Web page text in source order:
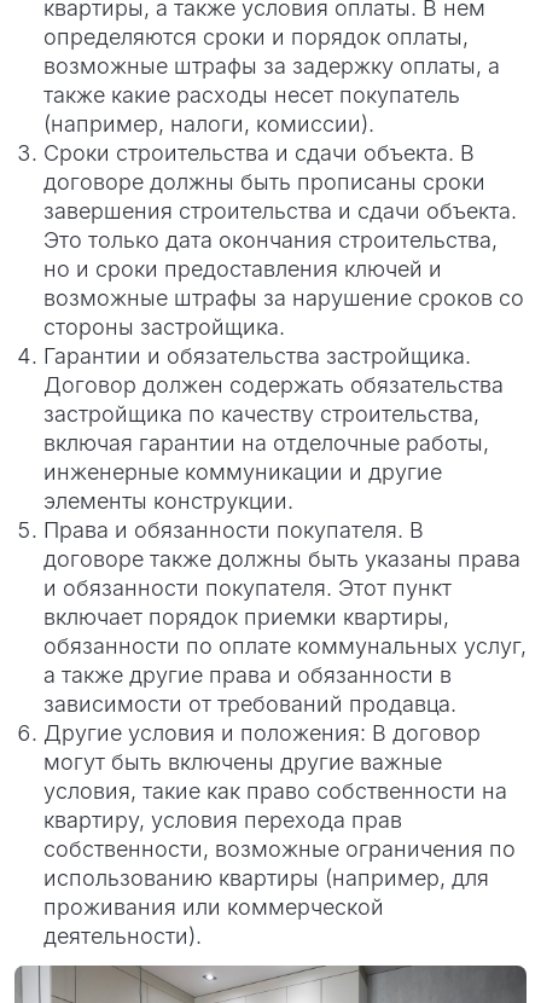
квартиры, а также условия оплаты. В нем
определяются сроки и порядок оплаты,
возможные штрафы за задержку оплаты, а
также какие расходы несет покупатель
(например, налоги, комиссии).
Сроки строительства и сдачи объекта. В
договоре должны быть прописаны сроки
завершения строительства и сдачи объекта.
Это только дата окончания строительства,
но и сроки предоставления ключей и
возможные штрафы за нарушение сроков со
стороны застройщика.
Гарантии и обязательства застройщика.
Договор должен содержать обязательства
застройщика по качеству строительства,
включая гарантии на отделочные работы,
инженерные коммуникации и другие
элементы конструкции.
Права и обязанности покупателя. В
договоре также должны быть указаны права
и обязанности покупателя. Этот пункт
включает порядок приемки квартиры,
обязанности по оплате коммунальных услуг,
а также другие права и обязанности в
зависимости от требований продавца.
Другие условия и положения: В договор
могут быть включены другие важные
условия, такие как право собственности на
квартиру, условия перехода прав
собственности, возможные ограничения по
использованию квартиры (например, для
проживания или коммерческой
деятельности).